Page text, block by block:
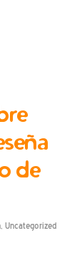
de
, Uncategorized